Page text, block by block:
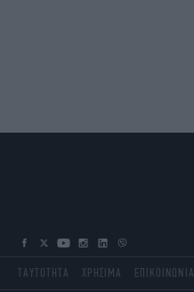
ΤΑΥΤΟΤΗΤΑ ΧΡΗΣΙΜΑ ΕΠΙΚΟΙΝΩΝΙΑ